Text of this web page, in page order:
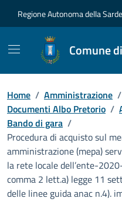
Regione Autonoma della
Comune
Home / Amministrazione /
Documenti Albo Pretorio /
Bando di gara /
Procedura di acquisto sul
amministrazione (mepa)
la rete locale dell’ente-
comma 2 lett.a) legge 11
delle linee guida anac n.4).